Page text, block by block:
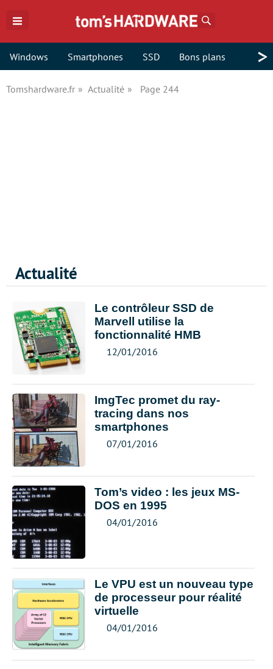
Windows Smartphones SSD Bons plans >
Tomshardware.fr Actualité Page 244
Actualité
Le contrôleur SSD de
Marvell utilise la
fonctionnalité HMB
12/01/2016
ImgTec promet du ray-
tracing dans nos
smartphones
07/01/2016
Tom’s video : les jeux MS-
DOS en 1995
04/01/2016
Le VPU est un nouveau type
de processeur pour réalité
virtuelle
04/01/2016